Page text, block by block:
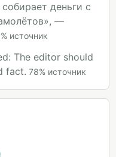
деньги с
—
% источник
The editor should
fact. 78% источник